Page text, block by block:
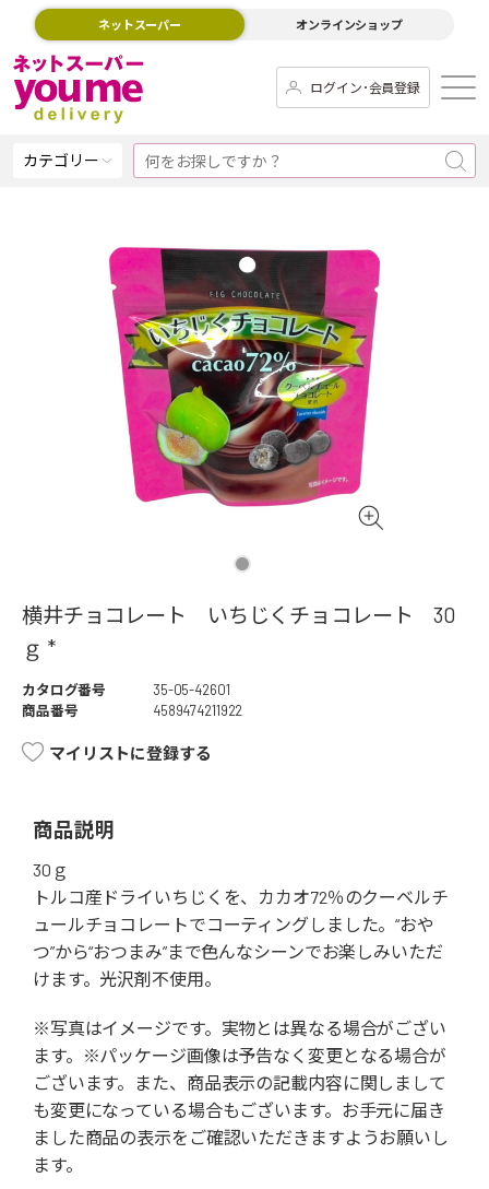
ネットスーパー オンラインショップ
ログイン･会員登録
カテゴリー
横井チョコレート いちじくチョコレート 30
ｇ *
カタログ番号
35-05-42601
商品番号
4589474211922
マイリストに登録する
商品説明
30ｇ
トルコ産ドライいちじくを、カカオ72％のクーベルチ
ュールチョコレートでコーティングしました。“おや
つ”から“おつまみ”まで色んなシーンでお楽しみいただ
けます。光沢剤不使用。
※写真はイメージです。実物とは異なる場合がござい
ます。※パッケージ画像は予告なく変更となる場合が
ございます。また、商品表示の記載内容に関しまして
も変更になっている場合もございます。お手元に届き
ました商品の表示をご確認いただきますようお願いし
ます。